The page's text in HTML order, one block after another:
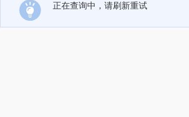
正在查询中，请刷新重试